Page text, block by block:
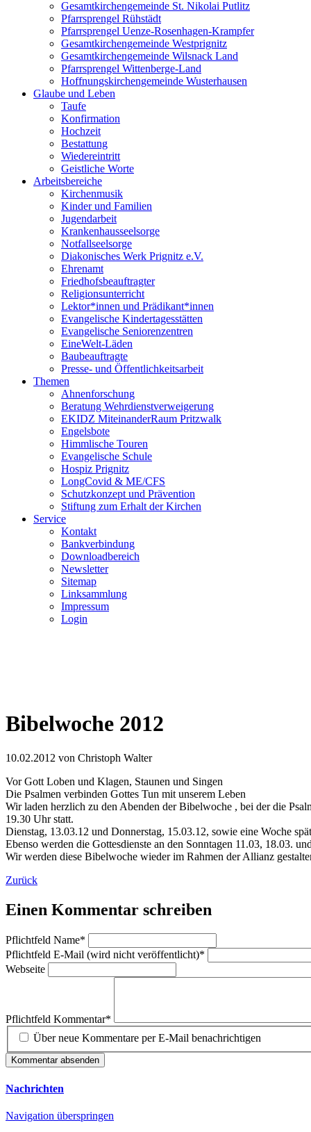
Gesamtkirchengemeinde St. Nikolai Putlitz
Pfarrsprengel Rühstädt
Pfarrsprengel Uenze-Rosenhagen-Krampfer
Gesamtkirchengemeinde Westprignitz
Gesamtkirchengemeinde Wilsnack Land
Pfarrsprengel Wittenberge-Land
Hoffnungskirchengemeinde Wusterhausen
Glaube und Leben
Taufe
Konfirmation
Hochzeit
Bestattung
Wiedereintritt
Geistliche Worte
Arbeitsbereiche
Kirchenmusik
Kinder und Familien
Jugendarbeit
Krankenhausseelsorge
Notfallseelsorge
Diakonisches Werk Prignitz e.V.
Ehrenamt
Friedhofsbeauftragter
Religionsunterricht
Lektor*innen und Prädikant*innen
Evangelische Kindertagesstätten
Evangelische Seniorenzentren
EineWelt-Läden
Baubeauftragte
Presse- und Öffentlichkeitsarbeit
Themen
Ahnenforschung
Beratung Wehrdienstverweigerung
EKIDZ MiteinanderRaum Pritzwalk
Engelsbote
Himmlische Touren
Evangelische Schule
Hospiz Prignitz
LongCovid & ME/CFS
Schutzkonzept und Prävention
Stiftung zum Erhalt der Kirchen
Service
Kontakt
Bankverbindung
Downloadbereich
Newsletter
Sitemap
Linksammlung
Impressum
Login
Bibelwoche 2012
10.02.2012 von Christoph Walter
Vor Gott Loben und Klagen, Staunen und Singen
Die Psalmen verbinden Gottes Tun mit unserem Leben
Wir laden herzlich zu den Abenden der Bibelwoche , bei der die
19.30 Uhr statt.
Dienstag, 13.03.12 und Donnerstag, 15.03.12, sowie eine Woche
Ebenso werden die Gottesdienste an den Sonntagen 11.03, 18.03.
Wir werden diese Bibelwoche wieder im Rahmen der Allianz
Zurück
Einen Kommentar schreiben
Pflichtfeld Name*
Pflichtfeld E-Mail (wird nicht veröffentlicht)*
Webseite
Pflichtfeld Kommentar*
Über neue Kommentare per E-Mail benachrichtigen
Kommentar absenden
Nachrichten
Navigation überspringen